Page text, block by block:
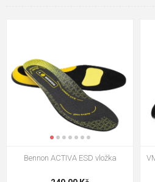
VM Footwear 3009 Vkládací stélka